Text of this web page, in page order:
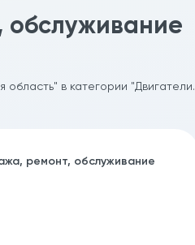
обслуживание
в категории "Двигатели.
ремонт, обслуживание